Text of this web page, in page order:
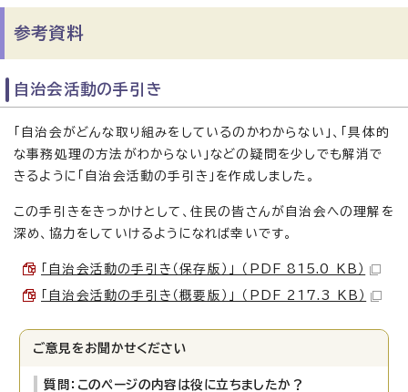
参考資料
自治会活動の手引き
「自治会がどんな取り組みをしているのかわからない」、「具体的
な事務処理の方法がわからない」などの疑問を少しでも解消で
きるように「自治会活動の手引き」を作成しました。
この手引きをきっかけとして、住民の皆さんが自治会への理解を
深め、協力をしていけるようになれば幸いです。
「自治会活動の手引き（保存版）」 （PDF 815.0 KB）
「自治会活動の手引き（概要版）」 （PDF 217.3 KB）
ご意見をお聞かせください
質問：このページの内容は役に立ちましたか？